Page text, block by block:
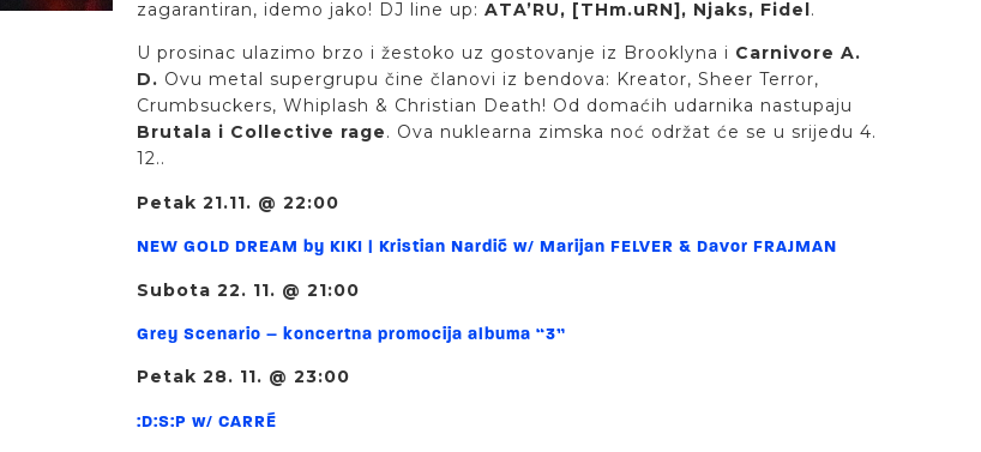
zagarantiran, idemo jako! DJ line up: ATA’RU, [THm.uRN], Njaks, Fidel.
U prosinac ulazimo brzo i žestoko uz gostovanje iz Brooklyna i Carnivore A.
D. Ovu metal supergrupu čine članovi iz bendova: Kreator, Sheer Terror,
Crumbsuckers, Whiplash & Christian Death! Od domaćih udarnika nastupaju
Brutala i Collective rage. Ova nuklearna zimska noć održat će se u srijedu 4.
12..
Petak 21.11. @ 22:00
NEW GOLD DREAM by KIKI | Kristian Nardić w/ Marijan FELVER & Davor FRAJMAN
Subota 22. 11. @ 21:00
Grey Scenario – koncertna promocija albuma “3”
Petak 28. 11. @ 23:00
:D:S:P w/ CARRÉ